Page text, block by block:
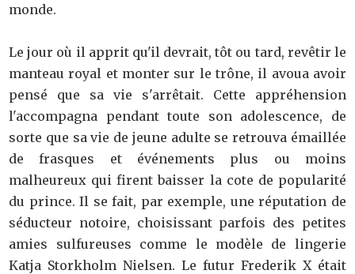
monde.
Le jour où il apprit qu'il devrait, tôt ou tard, revêtir le
manteau royal et monter sur le trône, il avoua avoir
pensé que sa vie s'arrêtait. Cette appréhension
l'accompagna pendant toute son adolescence, de
sorte que sa vie de jeune adulte se retrouva émaillée
de frasques et événements plus ou moins
malheureux qui firent baisser la cote de popularité
du prince. Il se fait, par exemple, une réputation de
séducteur notoire, choisissant parfois des petites
amies sulfureuses comme le modèle de lingerie
Katja Storkholm Nielsen. Le futur Frederik X était